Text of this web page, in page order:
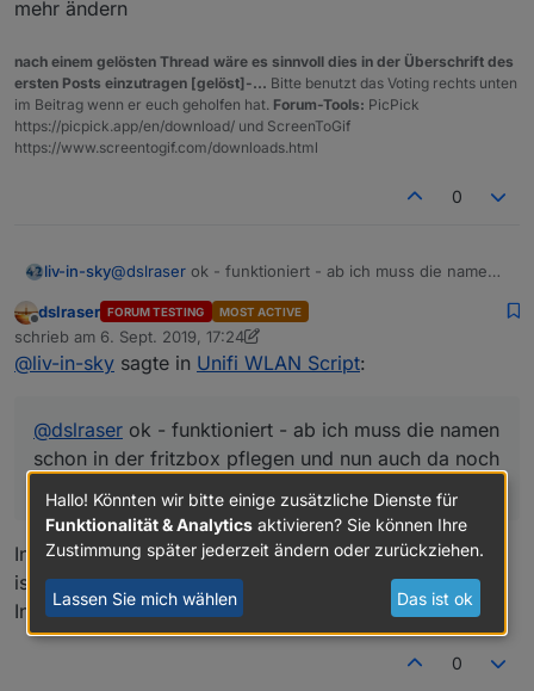
einen weiter unten, unter Netzwerk vergebe ich dann
auch eine IP
mehr ändern
nach einem gelösten Thread wäre es sinnvoll dies in der Überschrift des
ersten Posts einzutragen [gelöst]-... Bitte benutzt das Voting rechts unten
im Beitrag wenn er euch geholfen hat. Forum-Tools: PicPick
https://picpick.app/en/download/ und ScreenToGif
https://www.screentogif.com/downloads.html
0
liv-in-sky@dslraser ok - funktioniert - ab ich muss die namen
??
Offline
dslraser FORUM TESTING MOST ACTIVE
schrieb am 6. Sept. 2019, 17:24
zuletzt editiert von dslraser 9. Juni 2019, 19:26
@liv-in-sky sagte in Unifi WLAN Script:
@dslraser ok - funktioniert - ab ich muss die namen
schon in der fritzbox pflegen und nun auch da noch
In der FritzBox habe ich kein Gerät drinn, auch WLAN
ist aus. Die ist nur noch für die Telefone und
Internetverbindung (dsl-modem) da.
0
Hallo! Könnten wir bitte einige zusätzliche Dienste für
Funktionalität & Analytics aktivieren? Sie können Ihre
Zustimmung später jederzeit ändern oder zurückziehen.
Lassen Sie mich wählen Das ist ok